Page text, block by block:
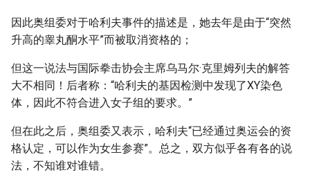
因此奥组委对于哈利夫事件的描述是，她去年是由于“突然
升高的睾丸酮水平”而被取消资格的；
但这一说法与国际拳击协会主席乌马尔·克里姆列夫的解答
大不相同！后者称：“哈利夫的基因检测中发现了XY染色
体，因此不符合进入女子组的要求。”
但在此之后，奥组委又表示，哈利夫“已经通过奥运会的资
格认定，可以作为女生参赛”。总之，双方似乎各有各的说
法，不知谁对谁错。